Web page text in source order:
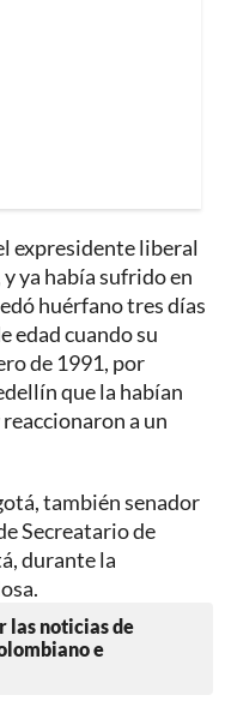
expresidente liberal
ya había sufrido en
huérfano tres días
edad cuando su
de 1991, por
que la habían
a un
también senador
Secreatario de
durante la
las noticias de
e